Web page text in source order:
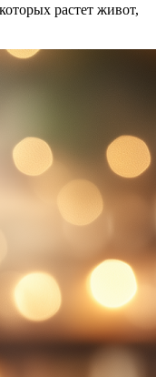
растет живот,